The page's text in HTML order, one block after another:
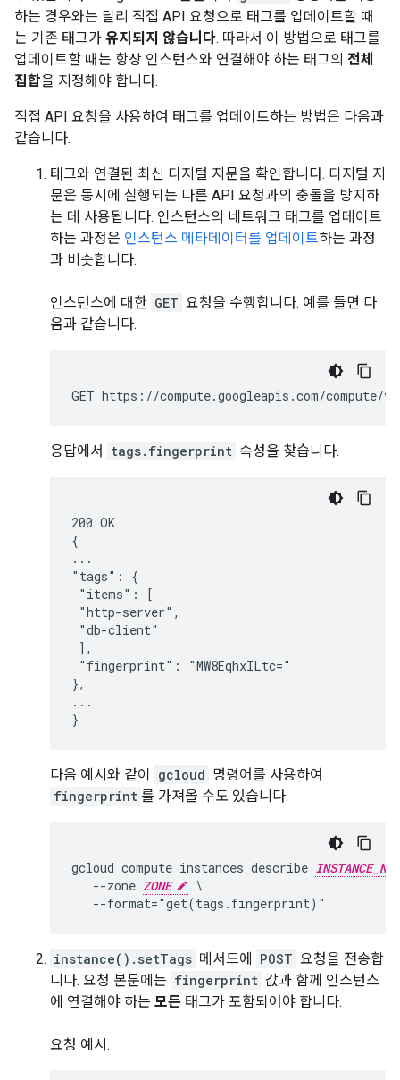
하는 경우와는 달리 직접 API 요청으로 태그를 업데이트할 때
는 기존 태그가 유지되지 않습니다. 따라서 이 방법으로 태그를
업데이트할 때는 항상 인스턴스와 연결해야 하는 태그의 전체
집합을 지정해야 합니다.
직접 API 요청을 사용하여 태그를 업데이트하는 방법은 다음과
같습니다.
태그와 연결된 최신 디지털 지문을 확인합니다. 디지털 지
문은 동시에 실행되는 다른 API 요청과의 충돌을 방지하
는 데 사용됩니다. 인스턴스의 네트워크 태그를 업데이트
하는 과정은 인스턴스 메타데이터를 업데이트하는 과정
과 비슷합니다.
인스턴스에 대한 GET 요청을 수행합니다. 예를 들면 다
음과 같습니다.
응답에서 tags.fingerprint 속성을 찾습니다.
200 OK
{
...
"tags": {
"items": [
"http-server",
"db-client"
],
"fingerprint": "MW8EqhxILtc="
},
...
다음 예시와 같이 gcloud 명령어를 사용하여
fingerprint 를 가져올 수도 있습니다.
gcloud compute instances describe
   --zone
ZONE
\
   --format="get(tags.fingerprint)"
instance().setTags 메서드에 POST 요청을 전송합
니다. 요청 본문에는 fingerprint 값과 함께 인스턴스
에 연결해야 하는 모든 태그가 포함되어야 합니다.
요청 예시: